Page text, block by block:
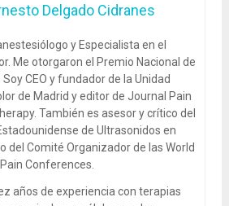
Delgado Cidranes
y Especialista en el
Me otorgaron el Premio Nacional de
CEO y fundador de la Unidad
de Madrid y editor de Journal Pain
También es asesor y crítico del
de Ultrasonidos en
del Comité Organizador de las World
Pain Conferences.
años de experiencia con terapias